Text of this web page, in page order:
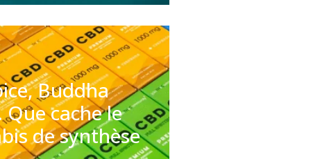
Buddha
cache le
de synthèse